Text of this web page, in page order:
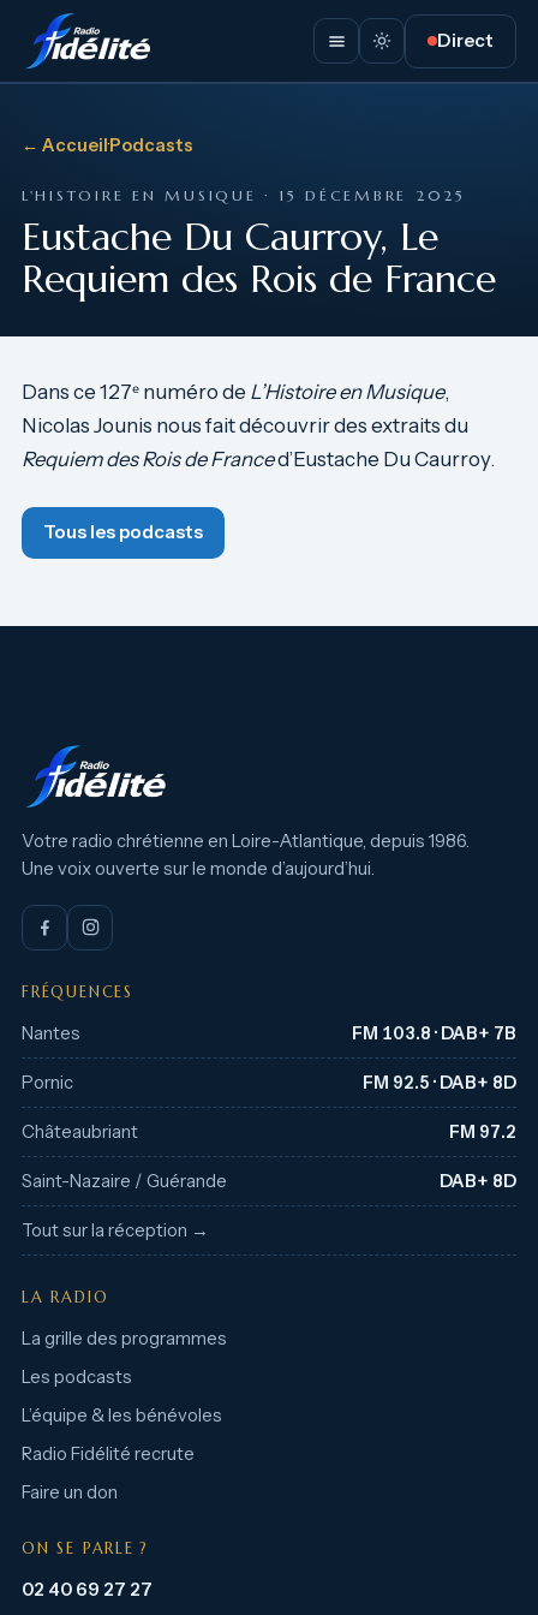
Direct
← Accueil·Podcasts
L'HISTOIRE EN MUSIQUE · 15 DÉCEMBRE 2025
Eustache Du Caurroy, Le
Requiem des Rois de France
Dans ce 127ᵉ numéro de L’Histoire en Musique,
Nicolas Jounis nous fait découvrir des extraits du
Requiem des Rois de Franced’Eustache Du Caurroy.
Tous les podcasts
Votre radio chrétienne en Loire-Atlantique, depuis 1986.
Une voix ouverte sur le monde d’aujourd’hui.
FRÉQUENCES
Nantes FM 103.8 · DAB+ 7B
Pornic FM 92.5 · DAB+ 8D
Châteaubriant FM 97.2
Saint-Nazaire / Guérande DAB+ 8D
Tout sur la réception →
LA RADIO
La grille des programmes
Les podcasts
L’équipe & les bénévoles
Radio Fidélité recrute
Faire un don
ON SE PARLE ?
02 40 69 27 27